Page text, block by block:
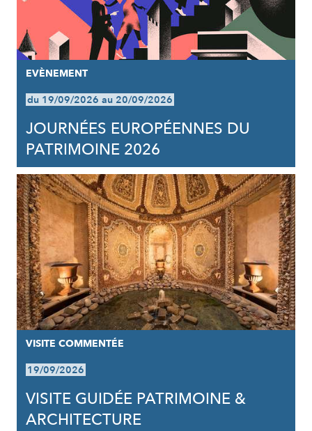
EVÈNEMENT
du 19/09/2026 au 20/09/2026
JOURNÉES EUROPÉENNES DU
PATRIMOINE 2026
VISITE COMMENTÉE
19/09/2026
VISITE GUIDÉE PATRIMOINE &
ARCHITECTURE